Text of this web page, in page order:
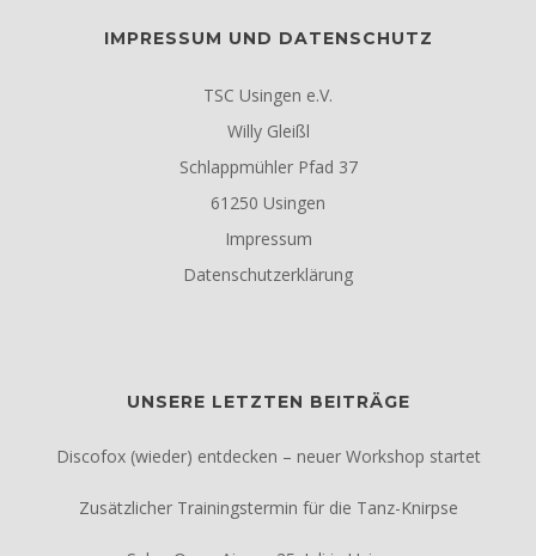
IMPRESSUM UND DATENSCHUTZ
TSC Usingen e.V.
Willy Gleißl
Schlappmühler Pfad 37
61250 Usingen
Impressum
Datenschutzerklärung
UNSERE LETZTEN BEITRÄGE
Discofox (wieder) entdecken – neuer Workshop startet
Zusätzlicher Trainingstermin für die Tanz-Knirpse